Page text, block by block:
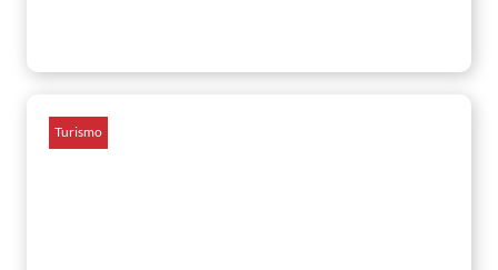
Turismo